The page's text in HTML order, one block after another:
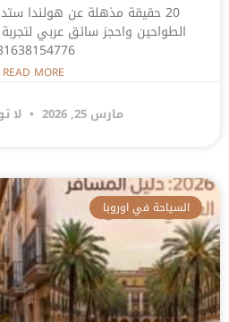
20 حقيقة مذهلة عن هولندا
الطواحين واحجز سائق عربي
READ MORE »
مارس 25, 2026 لا
السياحة في اوروبا